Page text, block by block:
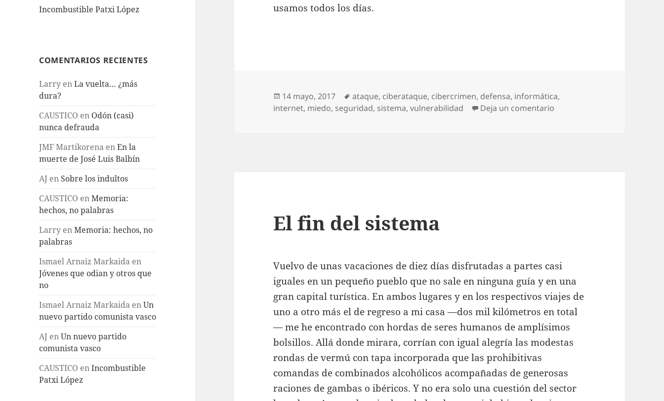
Incombustible Patxi López
COMENTARIOS RECIENTES
Larry enLa vuelta… ¿más
dura?
CAUSTICO en Odón (casi)
nunca defrauda
JMF Martikorena enEn la
muerte de José Luis Balbín
AJ en Sobre los indultos
CAUSTICO enMemoria:
hechos, no palabras
Larry enMemoria: hechos, no
palabras
Ismael Arnaiz Markaida en
Jóvenes que odian y otros que
no
Ismael Arnaiz Markaida enUn
nuevo partido comunista vasco
AJ enUn nuevo partido
comunista vasco
CAUSTICO enIncombustible
Patxi López
usamos todos los días.
Publicado
el
14 mayo, 2017 Etiquetas
ataque, ciberataque, cibercrimen, defensa, informática,
internet, miedo, seguridad, sistema,vulnerabilidad Deja un comentario
El fin del sistema
Vuelvo de unas vacaciones de diez días disfrutadas a partes casi
iguales en un pequeño pueblo que no sale en ninguna guía y en una
gran capital turística. En ambos lugares y en los respectivos viajes de
uno a otro más el de regreso a mi casa —dos mil kilómetros en total
— me he encontrado con hordas de seres humanos de amplísimos
bolsillos. Allá donde mirara, corrían con igual alegría las modestas
rondas de vermú con tapa incorporada que las prohibitivas
comandas de combinados alcohólicos acompañadas de generosas
raciones de gambas o ibéricos. Y no era solo una cuestión del sector